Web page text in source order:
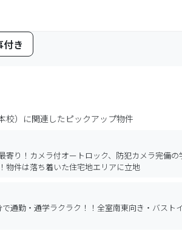
付き
）
に関連したピックアップ物件
寄り！カメラ付オートロック、防犯カメラ完備
件は落ち着いた住宅地エリアに立地
通勤・通学ラクラク！！全室南東向き・バス